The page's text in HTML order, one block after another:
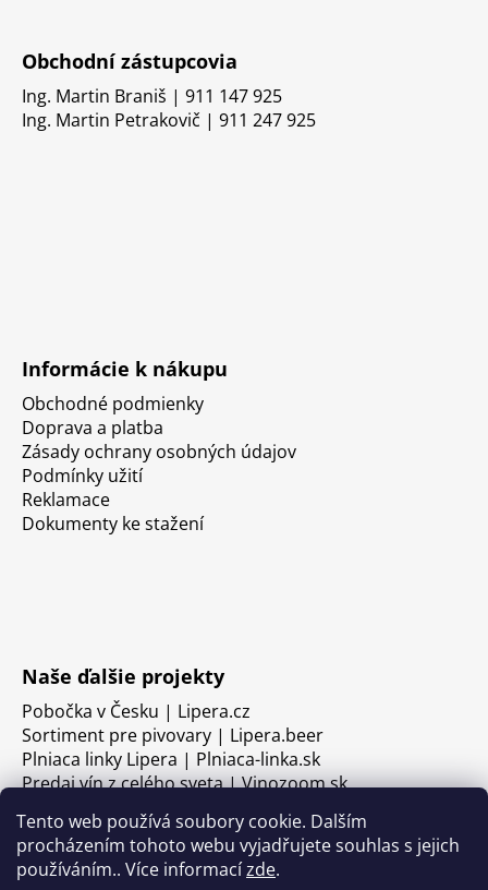
Tento web používá soubory cookie. Dalším
procházením tohoto webu vyjadřujete souhlas s jejich
používáním.. Více informacízde.
Obchodní zástupcovia
Ing. Martin Braniš | 911 147 925
Ing. Martin Petrakovič | 911 247 925
Informácie k nákupu
Obchodné podmienky
Doprava a platba
Zásady ochrany osobných údajov
Podmínky užití
Reklamace
Dokumenty ke stažení
Naše ďalšie projekty
Pobočka v Česku | Lipera.cz
Sortiment pre pivovary | Lipera.beer
Plniaca linky Lipera | Plniaca-linka.sk
Predaj vín z celého sveta | Vinozoom.sk